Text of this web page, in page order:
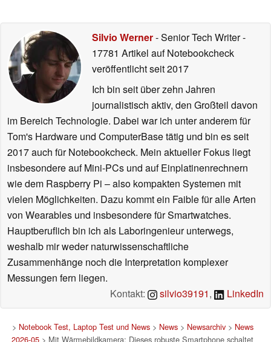
Silvio Werner- Senior Tech Writer-
17781 Artikel auf Notebookcheck
veröffentlichtseit 2017
Ich bin seit über zehn Jahren
journalistisch aktiv, den Großteil davon
im Bereich Technologie. Dabei war ich unter anderem für
Tom's Hardware und ComputerBase tätig und bin es seit
2017 auch für Notebookcheck. Mein aktueller Fokus liegt
insbesondere auf Mini-PCs und auf Einplatinenrechnern
wie dem Raspberry Pi – also kompakten Systemen mit
vielen Möglichkeiten. Dazu kommt ein Faible für alle Arten
von Wearables und insbesondere für Smartwatches.
Hauptberuflich bin ich als Laboringenieur unterwegs,
weshalb mir weder naturwissenschaftliche
Zusammenhänge noch die Interpretation komplexer
Messungen fern liegen.
Kontakt:
silvio39191, LinkedIn
> Notebook Test, Laptop Test und News> News> Newsarchiv> News
2026-05 > Mit Wärmebildkamera: Dieses robuste Smartphone schaltet